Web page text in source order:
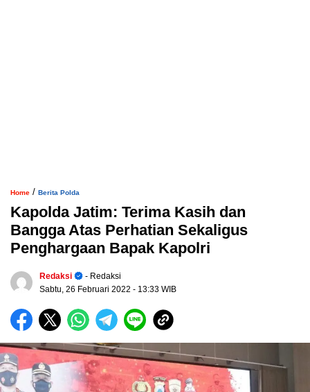
Home / Berita Polda
Kapolda Jatim: Terima Kasih dan
Bangga Atas Perhatian Sekaligus
Penghargaan Bapak Kapolri
Redaksi
- Redaksi
Sabtu, 26 Februari 2022 - 13:33 WIB